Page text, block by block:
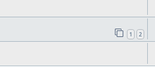
1 2